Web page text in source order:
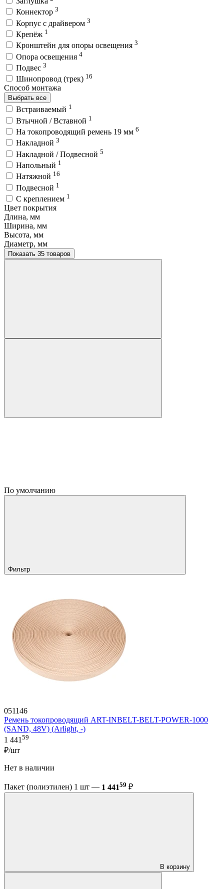
Коннектор 3
Корпус с драйвером 3
Крепёж 1
Кронштейн для опоры освещения 3
Опора освещения 4
Подвес 3
Шинопровод (трек) 16
Способ монтажа
Выбрать все
Встраиваемый 1
Втычной / Вставной 1
На токопроводящий ремень 19 мм 6
Накладной 3
Накладной / Подвесной 5
Напольный 1
Натяжной 16
Подвесной 1
С креплением 1
Цвет покрытия
Длина, мм
Ширина, мм
Высота, мм
Диаметр, мм
Показать 35 товаров
По умолчанию
Фильтр
051146
Ремень токопроводящий ART-INBELT-BELT-POWER-1000
(SAND, 48V) (Arlight, -)
1 44159
₽/шт
Нет в наличии
Пакет (полиэтилен) 1 шт — 1 44159 ₽
В корзину